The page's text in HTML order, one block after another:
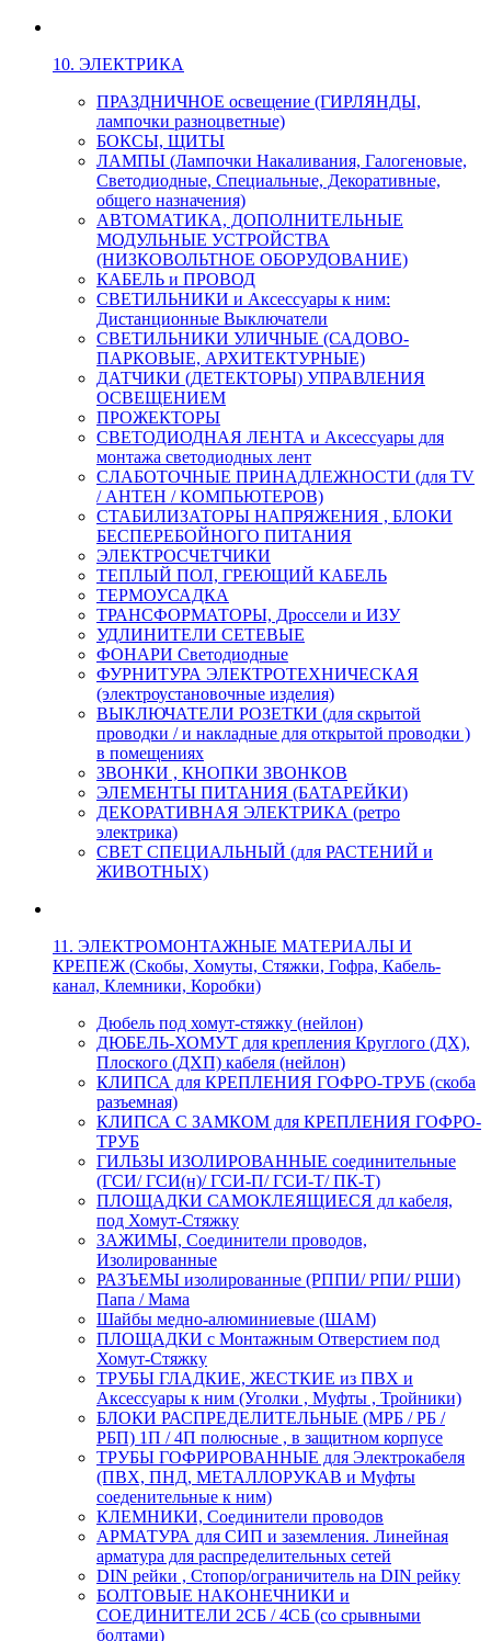
10. ЭЛЕКТРИКА
ПРАЗДНИЧНОЕ освещение (ГИРЛЯНДЫ,
лампочки разноцветные)
БОКСЫ, ЩИТЫ
ЛАМПЫ (Лампочки Накаливания, Галогеновые,
Светодиодные, Специальные, Декоративные,
общего назначения)
АВТОМАТИКА, ДОПОЛНИТЕЛЬНЫЕ
МОДУЛЬНЫЕ УСТРОЙСТВА
(НИЗКОВОЛЬТНОЕ ОБОРУДОВАНИЕ)
КАБЕЛЬ и ПРОВОД
СВЕТИЛЬНИКИ и Аксессуары к ним:
Дистанционные Выключатели
СВЕТИЛЬНИКИ УЛИЧНЫЕ (САДОВО-
ПАРКОВЫЕ, АРХИТЕКТУРНЫЕ)
ДАТЧИКИ (ДЕТЕКТОРЫ) УПРАВЛЕНИЯ
ОСВЕЩЕНИЕМ
ПРОЖЕКТОРЫ
СВЕТОДИОДНАЯ ЛЕНТА и Аксессуары для
монтажа светодиодных лент
СЛАБОТОЧНЫЕ ПРИНАДЛЕЖНОСТИ (для TV
/ АНТЕН / КОМПЬЮТЕРОВ)
СТАБИЛИЗАТОРЫ НАПРЯЖЕНИЯ , БЛОКИ
БЕСПЕРЕБОЙНОГО ПИТАНИЯ
ЭЛЕКТРОСЧЕТЧИКИ
ТЕПЛЫЙ ПОЛ, ГРЕЮЩИЙ КАБЕЛЬ
ТЕРМОУСАДКА
ТРАНСФОРМАТОРЫ, Дроссели и ИЗУ
УДЛИНИТЕЛИ СЕТЕВЫЕ
ФОНАРИ Светодиодные
ФУРНИТУРА ЭЛЕКТРОТЕХНИЧЕСКАЯ
(электроустановочные изделия)
ВЫКЛЮЧАТЕЛИ РОЗЕТКИ (для скрытой
проводки / и накладные для открытой проводки )
в помещениях
ЗВОНКИ , КНОПКИ ЗВОНКОВ
ЭЛЕМЕНТЫ ПИТАНИЯ (БАТАРЕЙКИ)
ДЕКОРАТИВНАЯ ЭЛЕКТРИКА (ретро
электрика)
СВЕТ СПЕЦИАЛЬНЫЙ (для РАСТЕНИЙ и
ЖИВОТНЫХ)
11. ЭЛЕКТРОМОНТАЖНЫЕ МАТЕРИАЛЫ И
КРЕПЕЖ (Скобы, Хомуты, Стяжки, Гофра, Кабель-
канал, Клемники, Коробки)
Дюбель под хомут-стяжку (нейлон)
ДЮБЕЛЬ-ХОМУТ для крепления Круглого (ДХ),
Плоского (ДХП) кабеля (нейлон)
КЛИПСА для КРЕПЛЕНИЯ ГОФРО-ТРУБ (скоба
разъемная)
КЛИПСА С ЗАМКОМ для КРЕПЛЕНИЯ ГОФРО-
ТРУБ
ГИЛЬЗЫ ИЗОЛИРОВАННЫЕ соединительные
(ГСИ/ ГСИ(н)/ ГСИ-П/ ГСИ-Т/ ПК-Т)
ПЛОЩАДКИ САМОКЛЕЯЩИЕСЯ дл кабеля,
под Хомут-Стяжку
ЗАЖИМЫ, Соединители проводов,
Изолированные
РАЗЪЕМЫ изолированные (РППИ/ РПИ/ РШИ)
Папа / Мама
Шайбы медно-алюминиевые (ШАМ)
ПЛОЩАДКИ с Монтажным Отверстием под
Хомут-Стяжку
ТРУБЫ ГЛАДКИЕ, ЖЕСТКИЕ из ПВХ и
Аксессуары к ним (Уголки , Муфты , Тройники)
БЛОКИ РАСПРЕДЕЛИТЕЛЬНЫЕ (МРБ / РБ /
РБП) 1П / 4П полюсные , в защитном корпусе
ТРУБЫ ГОФРИРОВАННЫЕ для Электрокабеля
(ПВХ, ПНД, МЕТАЛЛОРУКАВ и Муфты
соеденительные к ним)
КЛЕМНИКИ, Соединители проводов
АРМАТУРА для СИП и заземления. Линейная
арматура для распределительных сетей
DIN рейки , Стопор/ограничитель на DIN рейку
БОЛТОВЫЕ НАКОНЕЧНИКИ и
СОЕДИНИТЕЛИ 2СБ / 4СБ (со срывными
болтами)